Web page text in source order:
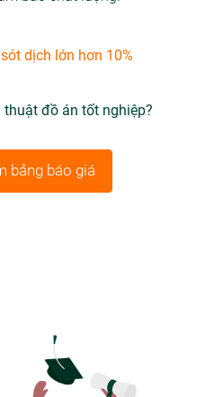
dịch lớn hơn 10%
đồ án tốt nghiệp?
bảng báo giá